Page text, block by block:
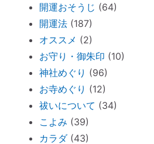
断捨離しながら寄付で
プ」～ 必要なのは送料
胎内記憶ガール「お空
理由が少し可愛くてホッ
「胎内記憶」を持つ子
ケ
新生活が始まったら「
を。
開運おそうじ (64)
開運法(187)
オススメ (2)
お守り・御朱印 (10)
神社めぐり (96)
お寺めぐり (12)
祓いについて (34)
こよみ (39)
カラダ(43)